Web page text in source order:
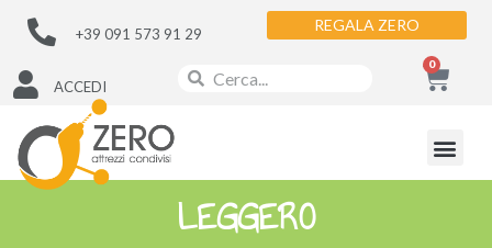
+39 091 573 91 29 REGALA ZERO
ACCEDI
0
LEGGERO